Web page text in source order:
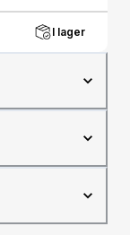
I lager